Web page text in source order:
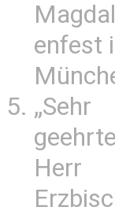
enfest
„Sehr
Herr